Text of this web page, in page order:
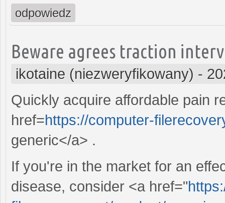
odpowiedz
Beware agrees traction
ikotaine (niezweryfikowany) -
Quickly acquire affordable pain
href=https://computer-
generic</a> .
If you're in the market for an
disease, consider <a href="